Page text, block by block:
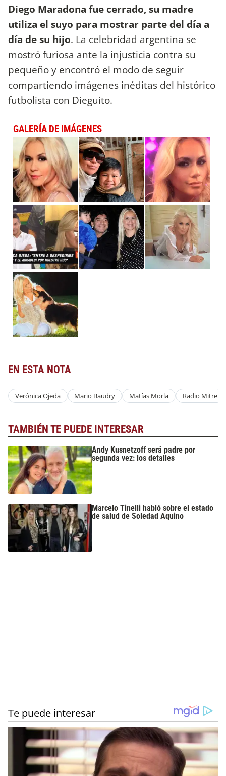
Diego Maradona fue cerrado, su madre
utiliza el suyo para mostrar parte del día a
día de su hijo. La celebridad argentina se
mostró furiosa ante la injusticia contra su
pequeño y encontró el modo de seguir
compartiendo imágenes inéditas del histórico
futbolista con Dieguito.
GALERÍA DE IMÁGENES
EN ESTA NOTA
Verónica Ojeda Mario Baudry Matías Morla Radio Mitre
TAMBIÉN TE PUEDE INTERESAR
Andy Kusnetzoff será padre por
segunda vez: los detalles
Marcelo Tinelli habló sobre el estado
de salud de Soledad Aquino